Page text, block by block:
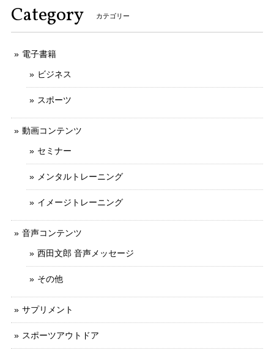
Category カテゴリー
電子書籍
ビジネス
スポーツ
動画コンテンツ
セミナー
メンタルトレーニング
イメージトレーニング
音声コンテンツ
西田文郎 音声メッセージ
その他
サプリメント
スポーツアウトドア